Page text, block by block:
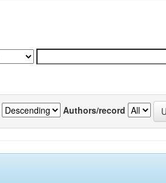
Authors/record